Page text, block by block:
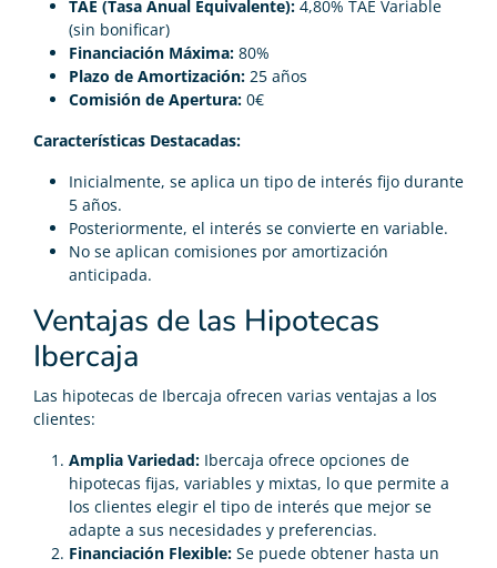
TAE (Tasa Anual Equivalente): 4,80% TAE Variable
(sin bonificar)
Financiación Máxima: 80%
Plazo de Amortización: 25 años
Comisión de Apertura: 0€
Características Destacadas:
Inicialmente, se aplica un tipo de interés fijo durante
5 años.
Posteriormente, el interés se convierte en variable.
No se aplican comisiones por amortización
anticipada.
Ventajas de las Hipotecas
Ibercaja
Las hipotecas de Ibercaja ofrecen varias ventajas a los
clientes:
Amplia Variedad: Ibercaja ofrece opciones de
hipotecas fijas, variables y mixtas, lo que permite a
los clientes elegir el tipo de interés que mejor se
adapte a sus necesidades y preferencias.
Financiación Flexible: Se puede obtener hasta un